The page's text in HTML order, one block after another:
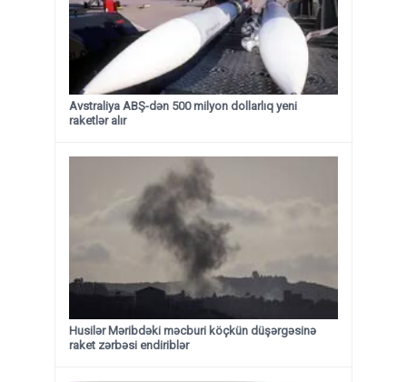
Avstraliya ABŞ-dən 500 milyon dollarlıq yeni
raketlər alır
Husilər Məribdəki məcburi köçkün düşərgəsinə
raket zərbəsi endiriblər